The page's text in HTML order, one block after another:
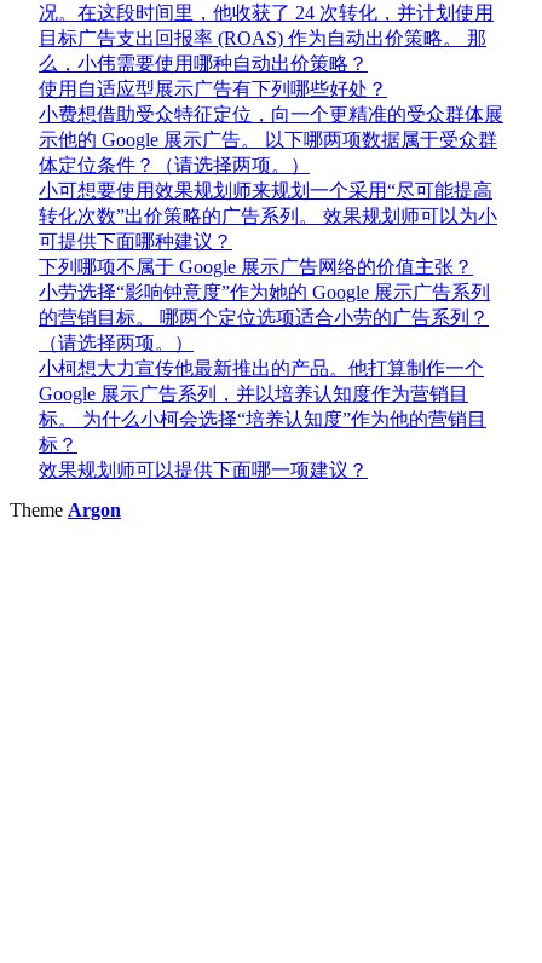
况。在这段时间里，他收获了 24 次转化，并计划使用
目标广告支出回报率 (ROAS) 作为自动出价策略。 那
么，小伟需要使用哪种自动出价策略？
使用自适应型展示广告有下列哪些好处？
小费想借助受众特征定位，向一个更精准的受众群体展
示他的 Google 展示广告。 以下哪两项数据属于受众群
体定位条件？（请选择两项。）
小可想要使用效果规划师来规划一个采用“尽可能提高
转化次数”出价策略的广告系列。 效果规划师可以为小
可提供下面哪种建议？
下列哪项不属于 Google 展示广告网络的价值主张？
小劳选择“影响钟意度”作为她的 Google 展示广告系列
的营销目标。 哪两个定位选项适合小劳的广告系列？
（请选择两项。）
小柯想大力宣传他最新推出的产品。他打算制作一个
Google 展示广告系列，并以培养认知度作为营销目
标。 为什么小柯会选择“培养认知度”作为他的营销目
标？
效果规划师可以提供下面哪一项建议？
Theme Argon